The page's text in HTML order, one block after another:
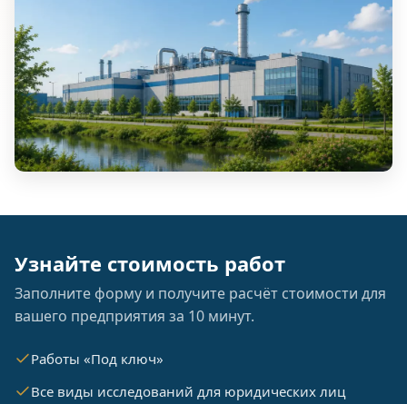
Узнайте стоимость работ
Заполните форму и получите расчёт стоимости для
вашего предприятия за 10 минут.
Работы «Под ключ»
Все виды исследований для юридических лиц